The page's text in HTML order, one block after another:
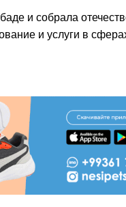
и собрала
и услуги в